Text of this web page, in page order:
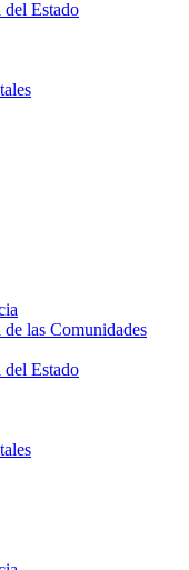
Estado
las Comunidades
Estado